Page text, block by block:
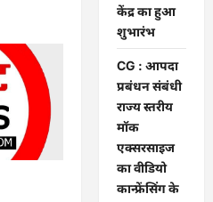
केंद्र का हुआ
शुभारंभ
CG : आपदा
प्रबंधन संबंधी
राज्य स्तरीय
मॉक
एक्सरसाइज
का वीडियो
कान्फ्रेंसिंग के